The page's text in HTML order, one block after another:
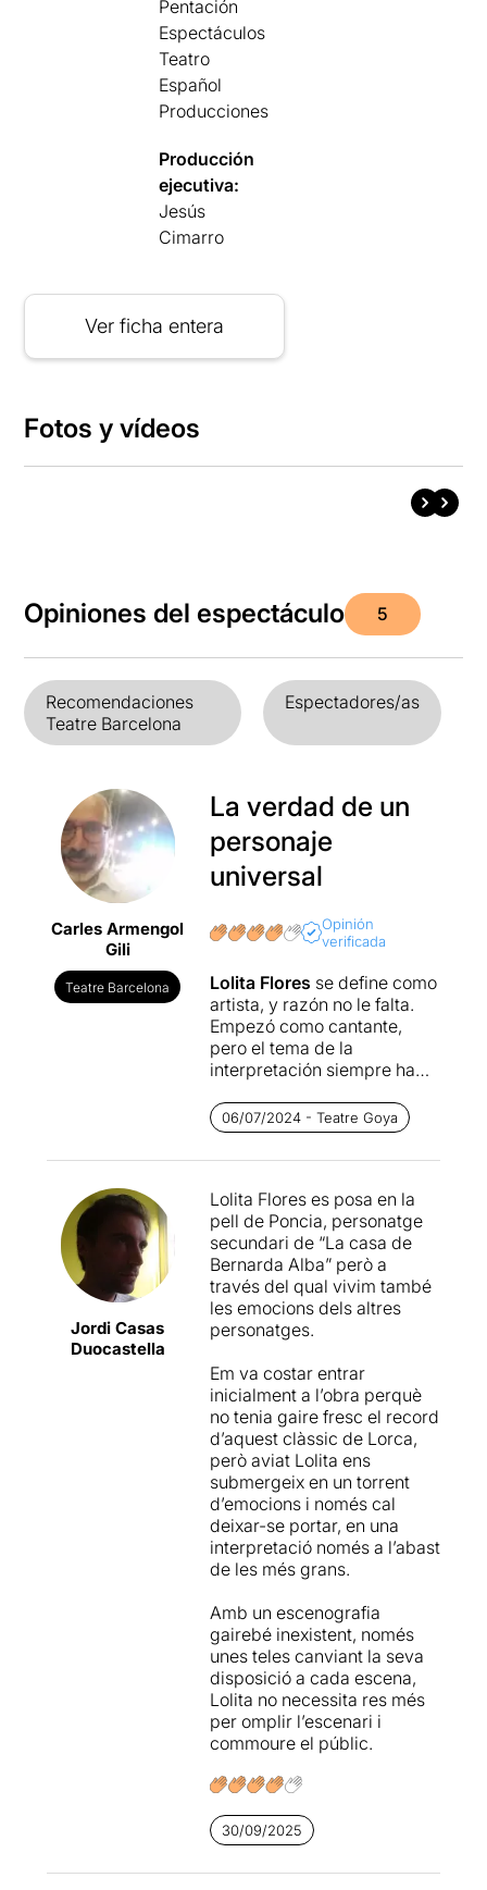
Pentación
Espectáculos
Teatro
Español
Producciones
Producción
ejecutiva:
Jesús
Cimarro
Ver ficha entera
Fotos y vídeos
Opiniones del espectáculo 5
Recomendaciones
Teatre Barcelona
Espectadores/as
Carles Armengol
Gili
Teatre Barcelona
La verdad de un
personaje
universal
Opinión
verificada
Lolita Flores se define como
artista, y razón no le falta.
Empezó como cantante,
pero el tema de la
interpretación siempre ha
de su carrera. En el cine, el
punto de inflexión fue la
películaRencor, pero quizás
donde más ha podido
exhibir sus dotes
interpretativas durante más
tiempo. En el 2005 debutó
conAna en el trópico , que
resultó un gran éxito, y
después vendrían
especialmenteLa plaza del
diamante, que significaría
un punto y aparte en su
carrera y la carta de
presentación más
importante ante el público
catalán. A partir de ahí ha
ido alternante comedias
donde ella era el reclamo
más importante con dramas
Fedrao estaPoncia. En los
dos últimos casos, la
dirección ha sido deLuis
Luque.
Ponciaquiere ser el retrato
ampliado de uno de los
de La casa de Bernarda
donde acaba la otra, con el
suicidio de Adela, pero más
que una continuación
06/07/2024 - Teatre Goya
Jordi Casas
Duocastella
Lolita Flores es posa en la
pell de Poncia, personatge
secundari de “La casa de
Bernarda Alba” però a
través del qual vivim també
les emocions dels altres
personatges.
Em va costar entrar
inicialment a l’obra perquè
no tenia gaire fresc el record
d’aquest clàssic de Lorca,
però aviat Lolita ens
submergeix en un torrent
d’emocions i només cal
deixar-se portar, en una
interpretació només a l’abast
de les més grans.
Amb un escenografia
gairebé inexistent, només
unes teles canviant la seva
disposició a cada escena,
Lolita no necessita res més
per omplir l’escenari i
commoure el públic.
30/09/2025